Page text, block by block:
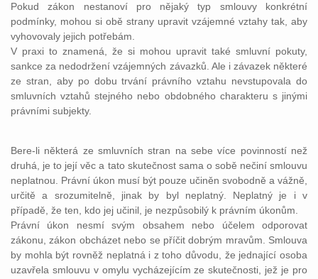
Pokud zákon nestanoví pro nějaký typ smlouvy konkrétní
podmínky, mohou si obě strany upravit vzájemné vztahy tak, aby
vyhovovaly jejich potřebám.
V praxi to znamená, že si mohou upravit také smluvní pokuty,
sankce za nedodržení vzájemných závazků. Ale i závazek některé
ze stran, aby po dobu trvání právního vztahu nevstupovala do
smluvních vztahů stejného nebo obdobného charakteru s jinými
právními subjekty.
Bere-li některá ze smluvních stran na sebe více povinností než
druhá, je to její věc a tato skutečnost sama o sobě nečiní smlouvu
neplatnou. Právní úkon musí být pouze učiněn svobodně a vážně,
určitě a srozumitelně, jinak by byl neplatný. Neplatný je i v
případě, že ten, kdo jej učinil, je nezpůsobilý k právním úkonům.
Právní úkon nesmí svým obsahem nebo účelem odporovat
zákonu, zákon obcházet nebo se příčit dobrým mravům. Smlouva
by mohla být rovněž neplatná i z toho důvodu, že jednající osoba
uzavřela smlouvu v omylu vycházejícím ze skutečnosti, jež je pro